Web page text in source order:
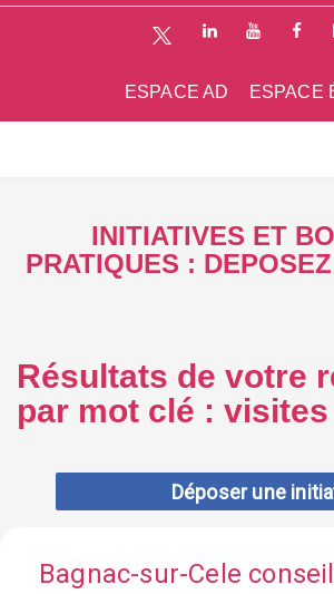
ESPACE
ESPACE AD
INITIATIVES ET
PRATIQUES :
Résultats de votre
par mot clé : visites
Déposer une
Bagnac-sur-Cele